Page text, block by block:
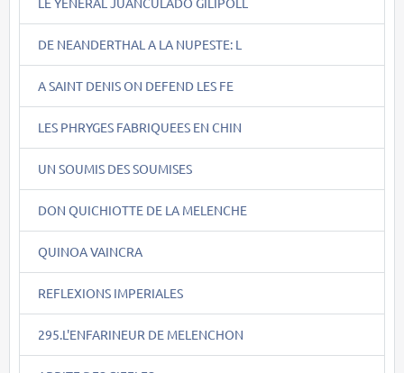
DE NEANDERTHAL A LA NUPESTE: L
A SAINT DENIS ON DEFEND LES FE
LES PHRYGES FABRIQUEES EN CHIN
UN SOUMIS DES SOUMISES
DON QUICHIOTTE DE LA MELENCHE
QUINOA VAINCRA
REFLEXIONS IMPERIALES
295.L'ENFARINEUR DE MELENCHON